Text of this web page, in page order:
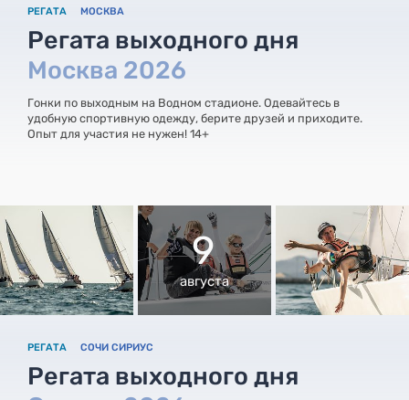
РЕГАТА МОСКВА
Регата выходного дня
Москва 2026
Гонки по выходным на Водном стадионе. Одевайтесь в
удобную спортивную одежду, берите друзей и приходите.
Опыт для участия не нужен! 14+
9
августа
РЕГАТА СОЧИ СИРИУС
Регата выходного дня